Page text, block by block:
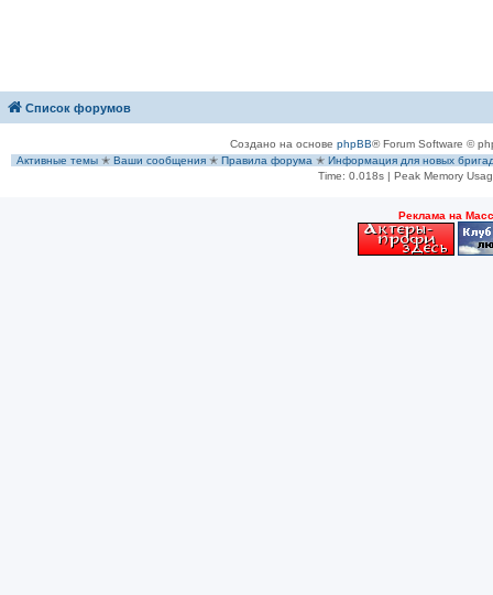
Список форумов
Создано на основе phpBB® Forum Software ©
Активные темы ✭ Ваши сообщения ✭ Правила форума ✭ Информация для новых
Time: 0.018s| Peak Memory
Рeклама на